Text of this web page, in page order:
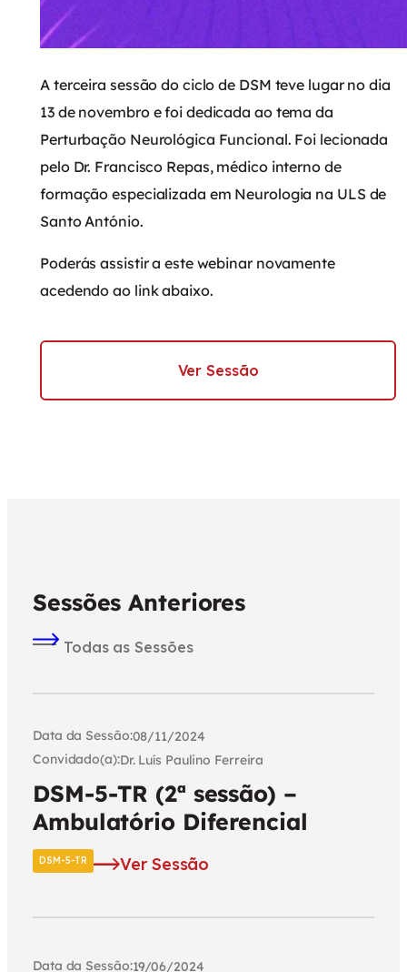
A terceira sessão do ciclo de DSM teve lugar no dia
13 de novembro e foi dedicada ao tema da
Perturbação Neurológica Funcional. Foi lecionada
pelo Dr. Francisco Repas, médico interno de
formação especializada em Neurologia na ULS de
Santo António.
Poderás assistir a este webinar novamente
acedendo ao link abaixo.
Ver Sessão
Sessões Anteriores
Todas as Sessões
Data da Sessão:08/11/2024
Convidado(a):Dr. Luís Paulino Ferreira
DSM-5-TR (2ª sessão) –
Ambulatório Diferencial
DSM-5-TR Ver Sessão
Data da Sessão:19/06/2024